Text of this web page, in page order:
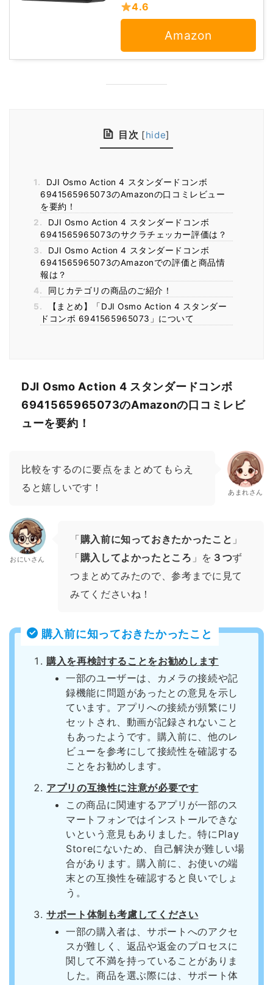
4.6
Amazon
目次 [hide]
1.
DJI Osmo Action 4 スタンダードコンボ
6941565965073のAmazonの口コミレビュー
を要約！
2.
DJI Osmo Action 4 スタンダードコンボ
6941565965073のサクラチェッカー評価は？
3.
DJI Osmo Action 4 スタンダードコンボ
6941565965073のAmazonでの評価と商品情
報は？
4.
同じカテゴリの商品のご紹介！
5.
【まとめ】「DJI Osmo Action 4 スタンダー
ドコンボ 6941565965073」について
DJI Osmo Action 4 スタンダードコンボ
6941565965073のAmazonの口コミレビ
ューを要約！
比較をするのに要点をまとめてもらえ
ると嬉しいです！
あまれさん
おにいさん
「購入前に知っておきたかったこと 」
「購入してよかったところ 」を ３つず
つまとめてみたので、参考までに見て
みてくださいね！
購入前に知っておきたかったこと
購入を再検討することをお勧めします
一部のユーザーは、カメラの接続や記
録機能に問題があったとの意見を示し
ています。アプリへの接続が頻繁にリ
セットされ、動画が記録されないこと
もあったようです。購入前に、他のレ
ビューを参考にして接続性を確認する
ことをお勧めします。
アプリの互換性に注意が必要です
この商品に関連するアプリが一部のス
マートフォンではインストールできな
いという意見もありました。特にPlay
Storeにないため、自己解決が難しい場
合があります。購入前に、お使いの端
末との互換性を確認すると良いでしょ
う。
サポート体制も考慮してください
一部の購入者は、サポートへのアクセ
スが難しく、返品や返金のプロセスに
関して不満を持っていることがありま
した。商品を選ぶ際には、サポート体